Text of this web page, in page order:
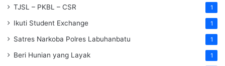
TJSL – PKBL – CSR 1
Ikuti Student Exchange 1
Satres Narkoba Polres Labuhanbatu 1
Beri Hunian yang Layak 1